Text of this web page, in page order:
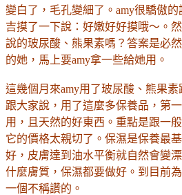
變白了，毛孔變細了。 amy很驕傲的
吉摸了一下說：好嫩好好摸哦～。
說的玻尿酸、熊果素嗎？答案是必
的她，馬上要amy拿一些給她用。
這幾個月來amy用了玻尿酸、熊果
跟大家說，用了這麼多保養品，第
用，且天然的好東西。重點是跟一
它的價格太親切了。保濕是保養最
好，皮膚達到油水平衡就自然會變
什麼膚質，保濕都要做好。到目前
一個不稱讚的。